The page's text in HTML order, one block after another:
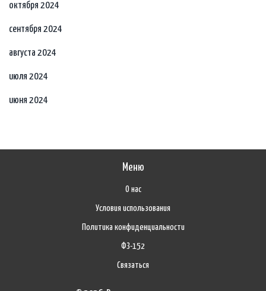
октября 2024
сентября 2024
августа 2024
июля 2024
июня 2024
Меню
О нас
Условия использования
Политика конфиденциальности
ФЗ-152
Связаться